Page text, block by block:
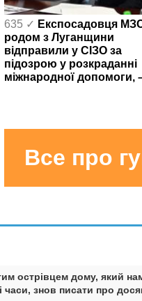
635 ✓ Експосадовця
родом з Луганщини
відправили у СІЗО за
підозрою у розкраданні
міжнародної допомоги, –
Все про
острівцем дому, який
знов писати про